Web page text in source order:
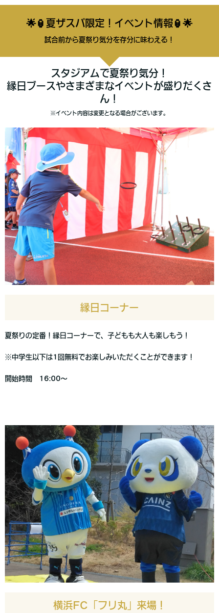
🌟🏮夏ザスパ限定！イベント情報🏮🌟
試合前から夏祭り気分を存分に味わえる！
スタジアムで夏祭り気分！
縁日ブースやさまざまなイベントが盛りだくさ
ん！
※イベント内容は変更となる場合がございます。
縁日コーナー
夏祭りの定番！縁日コーナーで、子どもも大人も楽しもう！
※中学生以下は1回無料でお楽しみいただくことができます！
開始時間 16:00～
横浜FC「フリ丸」来場！